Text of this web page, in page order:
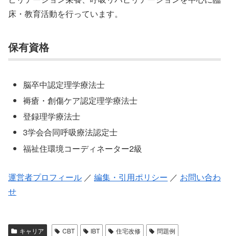
床・教育活動を行っています。
保有資格
脳卒中認定理学療法士
褥瘡・創傷ケア認定理学療法士
登録理学療法士
3学会合同呼吸療法認定士
福祉住環境コーディネーター2級
運営者プロフィール ／ 編集・引用ポリシー ／ お問い合わ
せ
キャリア CBT IBT 住宅改修
問題例